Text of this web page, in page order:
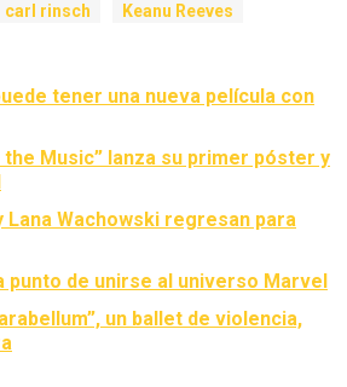
carl rinsch Keanu Reeves
tener una nueva película con
the Music” lanza su primer póster y
Lana Wachowski regresan para
punto de unirse al universo Marvel
un ballet de violencia,